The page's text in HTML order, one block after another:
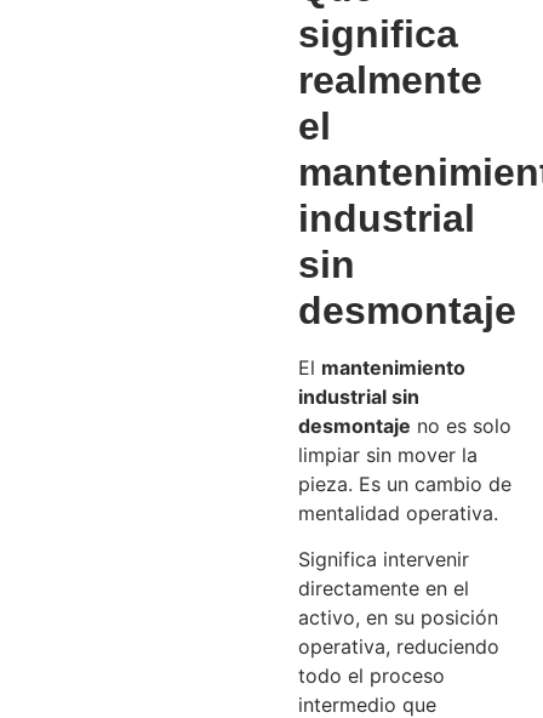
significa
realmente
el
industrial
sin
desmontaje
El mantenimiento
industrial sin
desmontaje no es solo
limpiar sin mover la
pieza. Es un cambio de
mentalidad operativa.
Significa intervenir
directamente en el
activo, en su posición
operativa, reduciendo
todo el proceso
intermedio que